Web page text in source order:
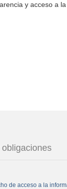
y acceso a la
de acceso a la